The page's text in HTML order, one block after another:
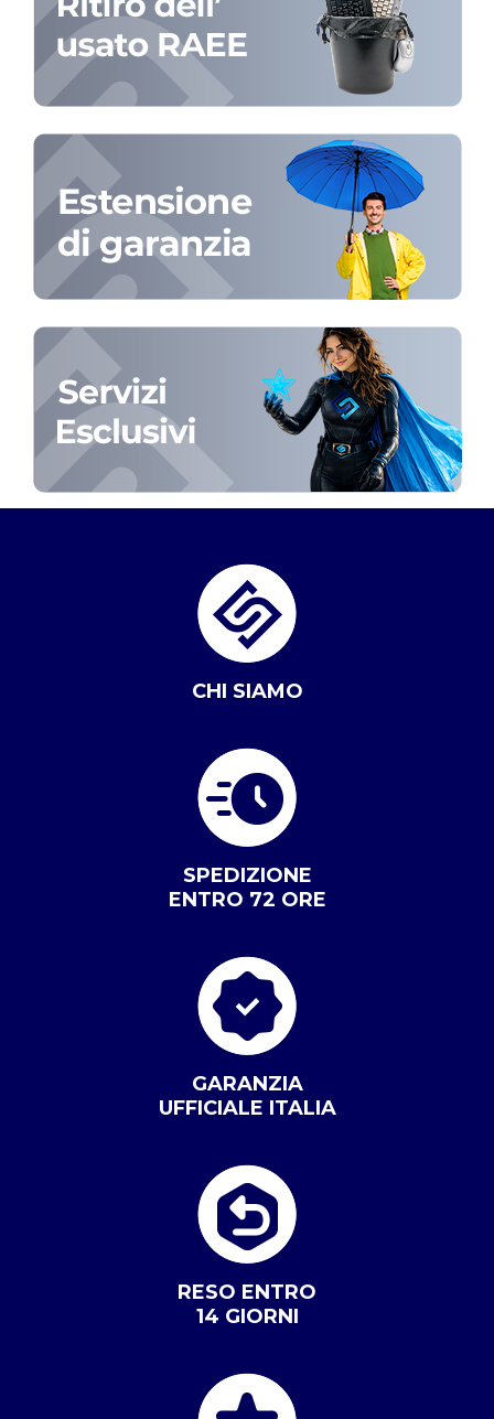
CHI SIAMO
SPEDIZIONE
ENTRO 72 ORE
GARANZIA
UFFICIALE ITALIA
RESO ENTRO
14 GIORNI